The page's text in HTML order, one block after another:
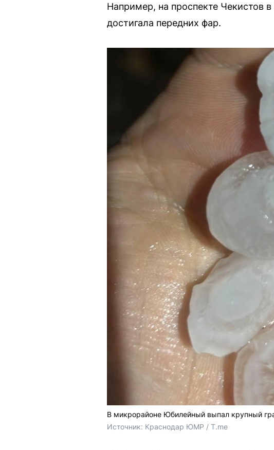
Например, на проспекте Чекистов
достигала передних фар.
В микрорайоне Юбилейный выпал крупный
Источник: Краснодар ЮМР / T.me